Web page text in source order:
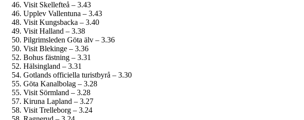
Visit Skellefteå – 3.43
Upplev Vallentuna – 3.43
Visit Kungsbacka – 3.40
Visit Halland – 3.38
Pilgrimsleden Göta älv – 3.36
Visit Blekinge – 3.36
Bohus fästning – 3.31
Hälsingland – 3.31
Gotlands officiella turistbyrå – 3.30
Göta Kanalbolag – 3.28
Visit Sörmland – 3.28
Kiruna Lapland – 3.27
Visit Trelleborg – 3.24